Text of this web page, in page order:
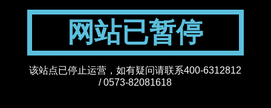
网站已暂停
该站点已停止运营，如有疑问请联系400-6312812
/ 0573-82081618